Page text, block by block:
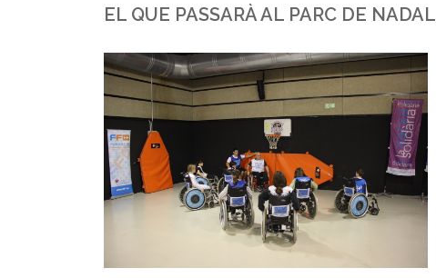
EL QUE PASSARÀ AL PARC DE NADAL